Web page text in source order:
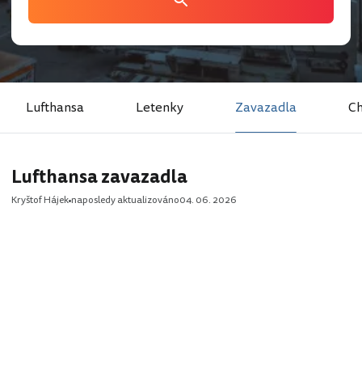
Lufthansa Letenky Zavazadla
Lufthansa zavazadla
Kryštof Hájek naposledy aktualizováno04. 06. 2026